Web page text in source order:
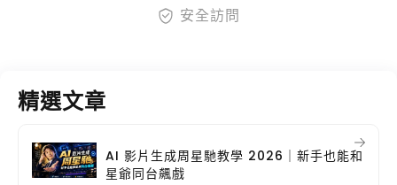
安全訪問
精選文章
AI 影片生成周星馳教學 2026｜新手也能和
星爺同台飆戲